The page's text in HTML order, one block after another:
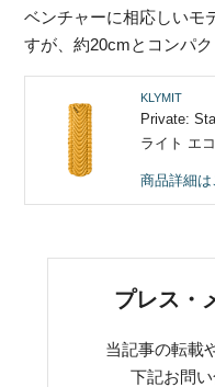
ベンチャーに相応しいモ
すが、約20cmとコンパク
KLYMIT
Private:
ライト エ
商品詳細は
プレス・
当記事の転載
下記お問